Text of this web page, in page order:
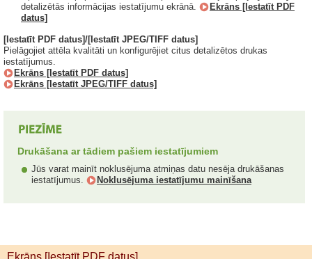
detalizētās informācijas iestatījumu ekrānā.
Ekrāns [Iestatīt PDF
datus]
[Iestatīt PDF datus]/[Iestatīt JPEG/TIFF datus]
Pielāgojiet attēla kvalitāti un konfigurējiet citus detalizētos drukas
iestatījumus.
Ekrāns [Iestatīt PDF datus]
Ekrāns [Iestatīt JPEG/TIFF datus]
Drukāšana ar tādiem pašiem iestatījumiem
Jūs varat mainīt noklusējuma atmiņas datu nesēja drukāšanas
iestatījumus.
Noklusējuma iestatījumu mainīšana
Ekrāns [Iestatīt PDF datus]